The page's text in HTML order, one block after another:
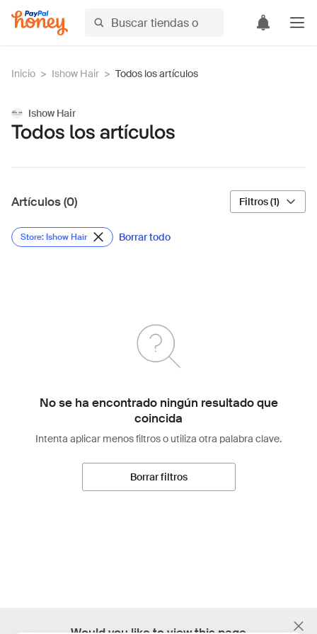
Inicio > Ishow Hair > Todos los artículos
Ishow Hair
Todos los artículos
Artículos (0) Filtros (1)
Store: Ishow Hair Borrar todo
No se ha encontrado ningún resultado que
coincida
Intenta aplicar menos filtros o utiliza otra palabra clave.
Borrar filtros